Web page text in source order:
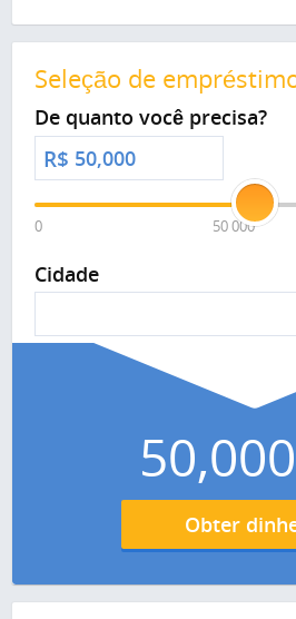
Seleção de
De quanto você precisa?
R$
0 50 000
Cidade
50,000
Obter